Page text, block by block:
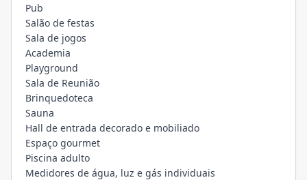
Pub
Salão de festas
Sala de jogos
Academia
Playground
Sala de Reunião
Brinquedoteca
Sauna
Hall de entrada decorado e mobiliado
Espaço gourmet
Piscina adulto
Medidores de água, luz e gás individuais